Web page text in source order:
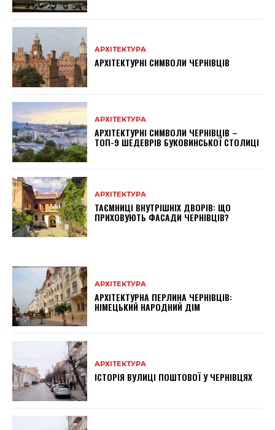
АРХІТЕКТУРА
АРХІТЕКТУРНІ СИМВОЛИ ЧЕРНІВЦІВ
АРХІТЕКТУРА
АРХІТЕКТУРНІ СИМВОЛИ ЧЕРНІВЦІВ –
ТОП-9 ШЕДЕВРІВ БУКОВИНСЬКОЇ СТОЛИЦІ
АРХІТЕКТУРА
ТАЄМНИЦІ ВНУТРІШНІХ ДВОРІВ: ЩО
ПРИХОВУЮТЬ ФАСАДИ ЧЕРНІВЦІВ?
АРХІТЕКТУРА
АРХІТЕКТУРНА ПЕРЛИНА ЧЕРНІВЦІВ:
НІМЕЦЬКИЙ НАРОДНИЙ ДІМ
АРХІТЕКТУРА
ІСТОРІЯ ВУЛИЦІ ПОШТОВОЇ У ЧЕРНІВЦЯХ